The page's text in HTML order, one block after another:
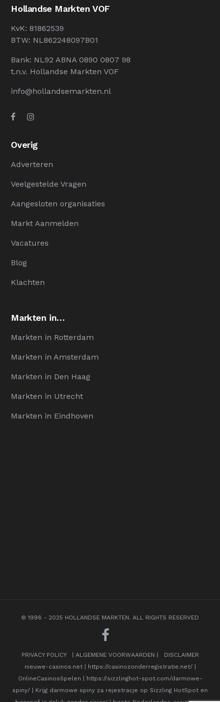
Hollandse Markten VOF
KvK: 81862539
BTW: NL862248097B01
Bank: NL92 ABNA 0890 0807 98
t.n.v. Hollandse Markten VOF
info@hollandsemarkten.nl
Overig
Adverteren
Veelgestelde Vragen
Aangesloten organisaties
Markt Aanmelden
Vacatures
Blog
Klachten
Markten in…
Markten in Rotterdam
Markten in Amsterdam
Markten in Den Haag
Markten in Utrecht
Markten in Eindhoven
© 1998 - 2025 HOLLANDSE MARKTEN. ALL RIGHTS RESERVED
PRIVACY POLICY ALGEMENE VOORWAARDEN
DISCLAIMER
nieuwe-casinos.net| https://casinozonderregistratie.net/|
OnlineCasinosSpelen
https://sizzlinghot-spot.com/darmowe-
spiny/
Krijg darmowe spiny za rejestracje op Sizzling HotSpot en